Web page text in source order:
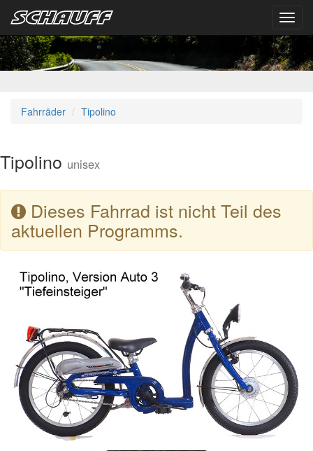
Fahrräder Tipolino
Tipolino unisex
Dieses Fahrrad ist nicht Teil des
aktuellen Programms.